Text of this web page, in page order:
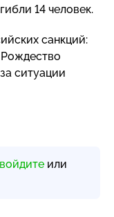
14 человек.
санкций:
ситуации
войдите или